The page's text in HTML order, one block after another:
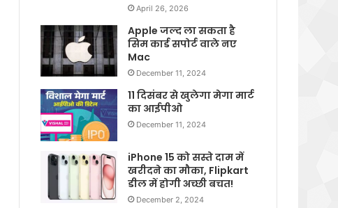
April 26, 2026
Apple जल्द ला सकता है
सिम कार्ड सपोर्ट वाले नए
Mac
December 11, 2024
11 दिसंबर से खुलेगा मेगा मार्ट
का आईपीओ
December 11, 2024
iPhone 15 को सस्ते दाम में
खरीदने का मौका, Flipkart
डील में होगी अच्छी बचत!
December 2, 2024